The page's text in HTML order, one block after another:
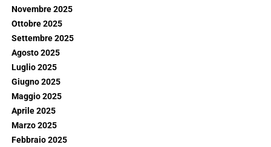
Novembre 2025
Ottobre 2025
Settembre 2025
Agosto 2025
Luglio 2025
Giugno 2025
Maggio 2025
Aprile 2025
Marzo 2025
Febbraio 2025